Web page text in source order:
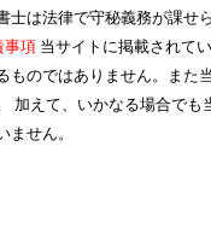
士は法律で守秘義務が課せ
事項 当サイトに掲載されて
ものではありません。また
加えて、いかなる場合で
ません。